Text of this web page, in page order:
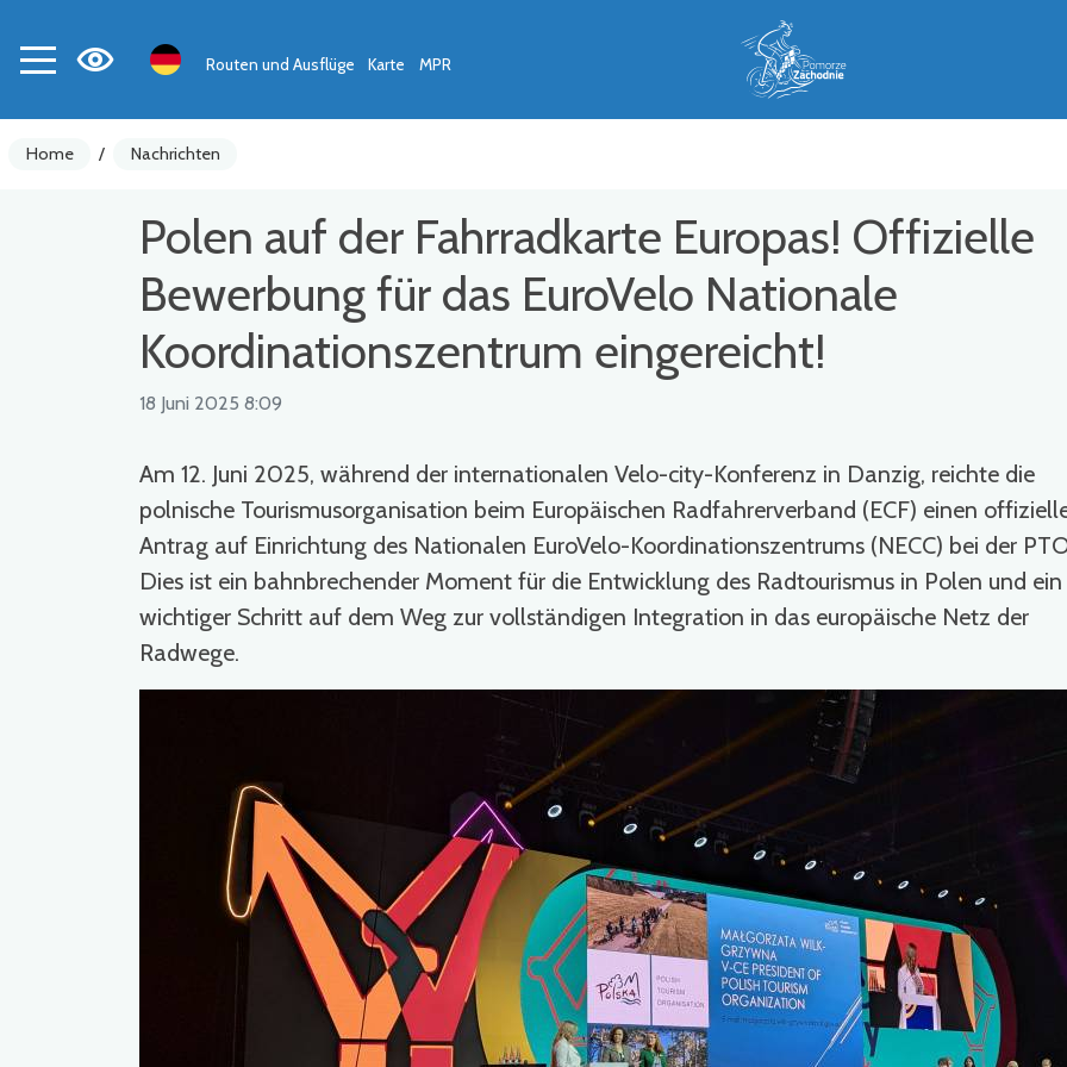
Routen und Ausflüge Karte MPR
Home / Nachrichten
Polen auf der Fahrradkarte Europas! Offizielle
Bewerbung für das EuroVelo Nationale
Koordinationszentrum eingereicht!
18 Juni 2025 8:09
Am 12. Juni 2025, während der internationalen Velo-city-Konferenz in Danzig, reichte die
polnische Tourismusorganisation beim Europäischen Radfahrerverband (ECF) einen
Antrag auf Einrichtung des Nationalen EuroVelo-Koordinationszentrums (NECC) bei der
Dies ist ein bahnbrechender Moment für die Entwicklung des Radtourismus in Polen und ein
wichtiger Schritt auf dem Weg zur vollständigen Integration in das europäische Netz der
Radwege.